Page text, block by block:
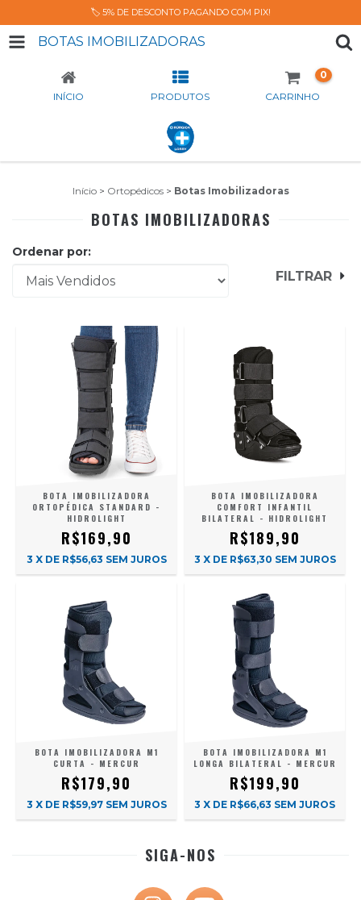
🏷️ 5% DE DESCONTO PAGANDO COM PIX!
BOTAS IMOBILIZADORAS
INÍCIO PRODUTOS CARRINHO
0
Início > Ortopédicos > Botas Imobilizadoras
BOTAS IMOBILIZADORAS
Ordenar por:
FILTRAR
BOTA IMOBILIZADORA
ORTOPÉDICA STANDARD -
HIDROLIGHT
R$169,90
3 X DE R$56,63 SEM JUROS
BOTA IMOBILIZADORA
COMFORT INFANTIL
BILATERAL - HIDROLIGHT
R$189,90
3 X DE R$63,30 SEM JUROS
BOTA IMOBILIZADORA M1
CURTA - MERCUR
R$179,90
3 X DE R$59,97 SEM JUROS
BOTA IMOBILIZADORA M1
LONGA BILATERAL - MERCUR
R$199,90
3 X DE R$66,63 SEM JUROS
SIGA-NOS